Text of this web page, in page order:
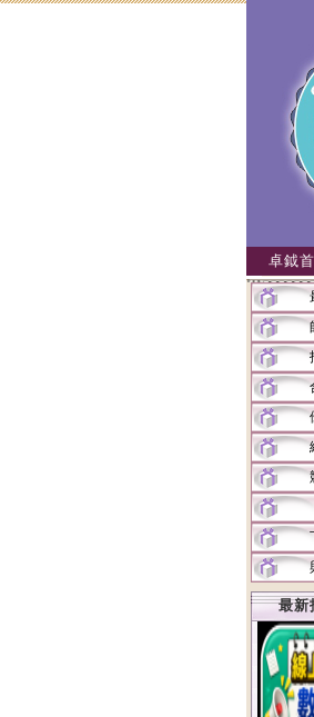
卓鉞
最新